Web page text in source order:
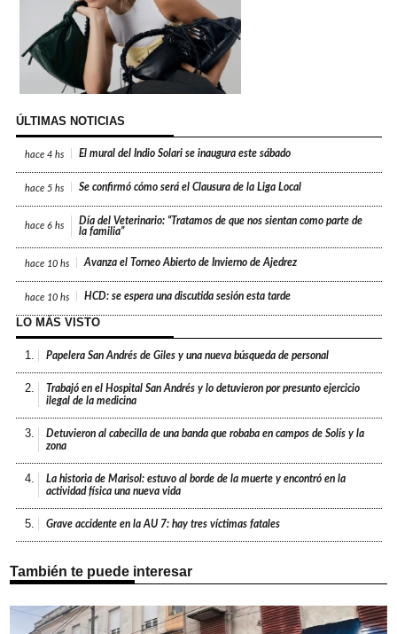
ÚLTIMAS NOTICIAS
hace 4 hs El mural del Indio Solari se inaugura este sábado
hace 5 hs Se confirmó cómo será el Clausura de la Liga Local
hace 6 hs
Día del Veterinario: “Tratamos de que nos sientan como parte de
la familia”
hace 10 hs Avanza el Torneo Abierto de Invierno de Ajedrez
hace 10 hs HCD: se espera una discutida sesión esta tarde
LO MÁS VISTO
1. Papelera San Andrés de Giles y una nueva búsqueda de personal
2.
Trabajó en el Hospital San Andrés y lo detuvieron por presunto ejercicio
ilegal de la medicina
3.
Detuvieron al cabecilla de una banda que robaba en campos de Solís y la
zona
4.
La historia de Marisol: estuvo al borde de la muerte y encontró en la
actividad física una nueva vida
5. Grave accidente en la AU 7: hay tres víctimas fatales
También te puede interesar